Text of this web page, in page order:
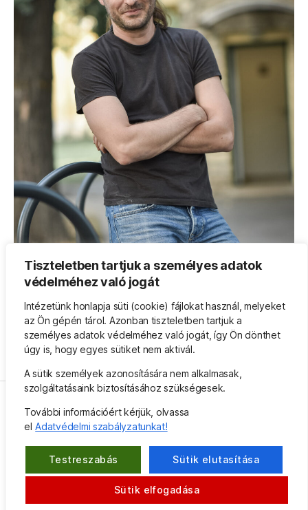
Tiszteletben tartjuk a személyes adatok
védelméhez való jogát
Intézetünk honlapja süti (cookie) fájlokat használ, melyeket
az Ön gépén tárol. Azonban tiszteletben tartjuk a
személyes adatok védelméhez való jogát, így Ön dönthet
úgy is, hogy egyes sütiket nem aktivál.
A sütik személyek azonosítására nem alkalmasak,
szolgáltatásaink biztosításához szükségesek.
További információért kérjük, olvassa
el Adatvédelmi szabályzatunkat!
Testreszabás Sütik elutasítása
Sütik elfogadása
Címkékfeldmár ,tóth laci,válás
FacebookInstagram
E-
© Feldmár Intézet Közhasznú Nonprofit Kft.,
2026 | Minden jog fenntartva!
Fel↑